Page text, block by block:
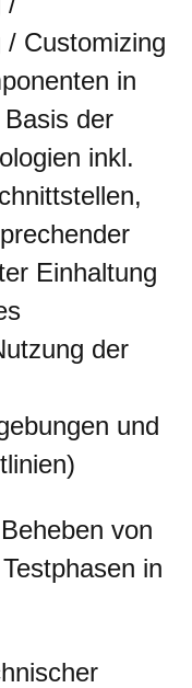
/ Customizing
in
der
inkl.
Einhaltung
der
und
von
in